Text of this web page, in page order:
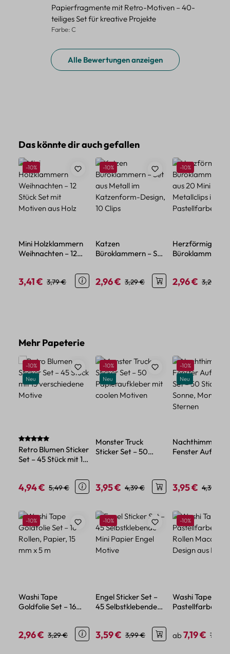
Papierfragmente mit Retro-Motiven – 40-
teiliges Set für kreative Projekte
Farbe: C
Alle Bewertungen anzeigen
Produktgalerie überspringen
Das könnte dir auch gefallen
Rabatt
-10%
Mini Holzklammern
Weihnachten – 12
Motiven aus Holz
Verkaufspreis:
3,41 € Regulärer Preis:
3,79 €
Rabatt
-10%
Katzen
Büroklammern – Set
Katzenform-Design,
10 Clips
Verkaufspreis:
2,96 € Regulärer Preis:
3,29 €
Rabatt
-10%
Herzförmige
Büroklammern –
Pastellfarben
Verkaufspreis:
2,96 € 3,29 €
Produktgalerie überspringen
Mehr Papeterie
Rabatt
-10%
Neu
Durchschnittliche Bewertung von 5 von 5 Sternen
Retro Blumen Sticker
Set – 45 Stück mit 15
Verkaufspreis:
4,94 € Regulärer Preis:
5,49 €
Rabatt
-10%
Neu
Monster Truck
Sticker Set – 50
Verkaufspreis:
3,95 € Regulärer Preis:
4,39 €
Rabatt
-10%
Neu
Nachthimmel
Fenster
Verkaufspreis:
3,95 € 4,39 €
Produktgalerie überspringen
Rabatt
-10%
Washi Tape
Goldfolie Set – 16
Verkaufspreis:
2,96 € Regulärer Preis:
3,29 €
Rabatt
-10%
Engel Sticker Set –
45 Selbstklebende
Verkaufspreis:
3,59 € Regulärer Preis:
3,99 €
Rabatt
-10%
Washi Tape Set
Pastellfarben –
Verkaufspreis:
ab7,19 € 7,99 €